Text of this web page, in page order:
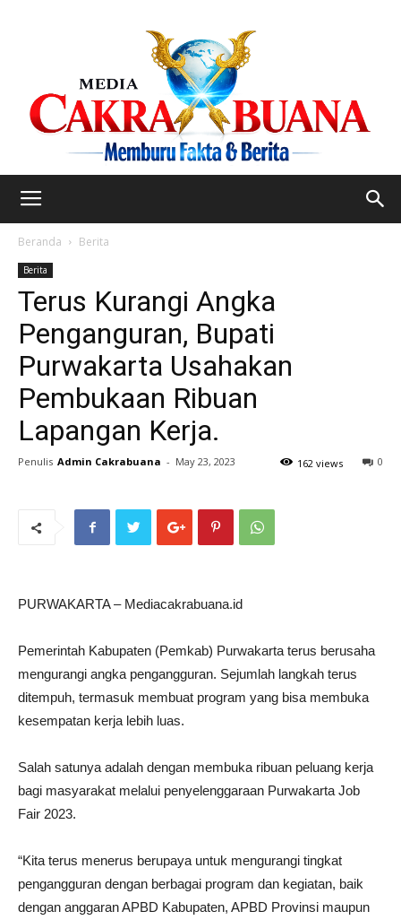
Beranda Berita
Berita
Terus Kurangi Angka
Penganguran, Bupati
Purwakarta Usahakan
Pembukaan Ribuan
Lapangan Kerja.
Penulis Admin Cakrabuana - May 23, 2023 0
162 views
PURWAKARTA – Mediacakrabuana.id
Pemerintah Kabupaten (Pemkab) Purwakarta terus berusaha
mengurangi angka pengangguran. Sejumlah langkah terus
ditempuh, termasuk membuat program yang bisa membuka
kesempatan kerja lebih luas.
Salah satunya adalah dengan membuka ribuan peluang kerja
bagi masyarakat melalui penyelenggaraan Purwakarta Job
Fair 2023.
“Kita terus menerus berupaya untuk mengurangi tingkat
pengangguran dengan berbagai program dan kegiatan, baik
dengan anggaran APBD Kabupaten, APBD Provinsi maupun